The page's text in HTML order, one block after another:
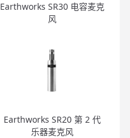
Earthworks SR30 电容麦克
风
Earthworks SR20 第 2 代
乐器麦克风